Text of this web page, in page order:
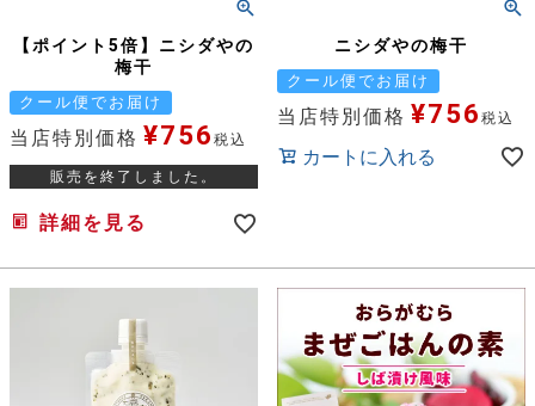
【ポイント5倍】ニシダやの
梅干
クール便でお届け
当店特別価格 ¥756 税込
販売を終了しました。
詳細を見る
ニシダやの梅干
クール便でお届け
当店特別価格 ¥756 税込
カートに入れる